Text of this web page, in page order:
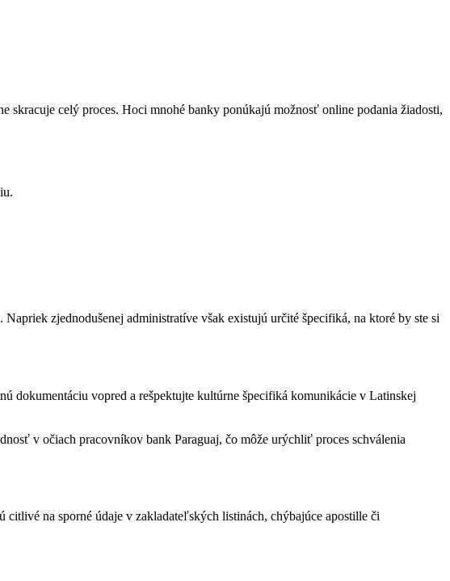
skracuje celý proces. Hoci mnohé banky ponúkajú možnosť online podania žiadosti,
zjednodušenej administratíve však existujú určité špecifiká, na ktoré by ste si
dokumentáciu vopred a rešpektujte kultúrne špecifiká komunikácie v Latinskej
v očiach pracovníkov bank Paraguaj, čo môže urýchliť proces schválenia
citlivé na sporné údaje v zakladateľských listinách, chýbajúce apostille či